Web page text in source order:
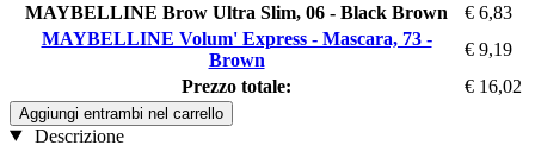
MAYBELLINE Brow Ultra Slim, 06 - Black Brown
€ 6,83
MAYBELLINE Volum' Express - Mascara, 73 -
Brown
€ 9,19
Prezzo totale:
€ 16,02
Aggiungi entrambi nel carrello
Descrizione